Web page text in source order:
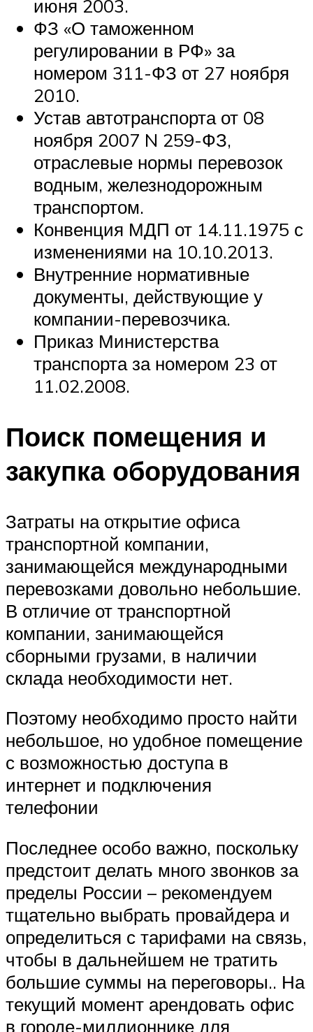
июня 2003.
ФЗ «О таможенном
регулировании в РФ» за
номером 311-ФЗ от 27 ноября
2010.
Устав автотранспорта от 08
ноября 2007 N 259-ФЗ,
отраслевые нормы перевозок
водным, железнодорожным
транспортом.
Конвенция МДП от 14.11.1975 с
изменениями на 10.10.2013.
Внутренние нормативные
документы, действующие у
компании-перевозчика.
Приказ Министерства
транспорта за номером 23 от
11.02.2008.
Поиск помещения и
закупка оборудования
Затраты на открытие офиса
транспортной компании,
занимающейся международными
перевозками довольно небольшие.
В отличие от транспортной
компании, занимающейся
сборными грузами, в наличии
склада необходимости нет.
Поэтому необходимо просто найти
небольшое, но удобное помещение
с возможностью доступа в
интернет и подключения
телефонии
Последнее особо важно, поскольку
предстоит делать много звонков за
пределы России – рекомендуем
тщательно выбрать провайдера и
определиться с тарифами на связь,
чтобы в дальнейшем не тратить
большие суммы на переговоры.. На
текущий момент арендовать офис
в городе-миллионнике для